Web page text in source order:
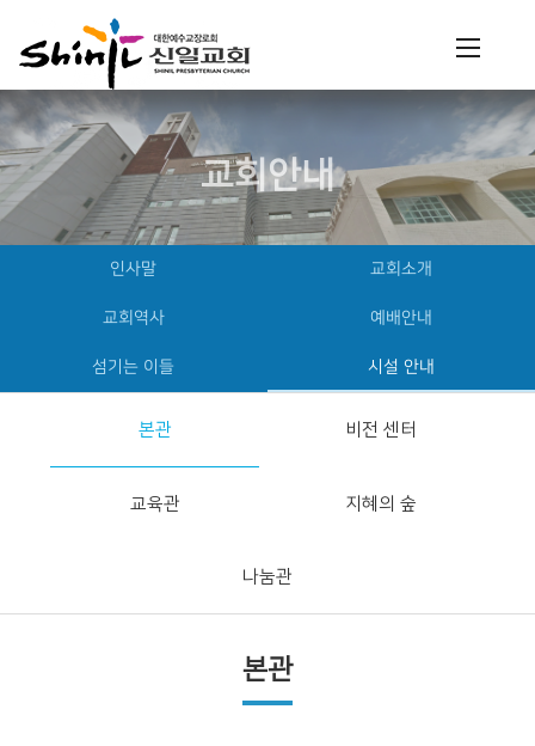
교회안내
인사말 교회소개
교회역사 예배안내
섬기는 이들 시설 안내
본관 비전 센터
교육관 지혜의 숲
나눔관
본관